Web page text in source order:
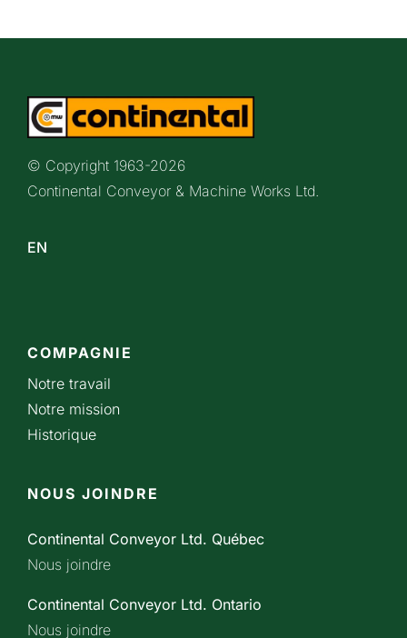
© Copyright 1963-2026
Continental Conveyor & Machine Works Ltd.
EN
COMPAGNIE
Notre travail
Notre mission
Historique
NOUS JOINDRE
Continental Conveyor Ltd. Québec
Nous joindre
Continental Conveyor Ltd. Ontario
Nous joindre